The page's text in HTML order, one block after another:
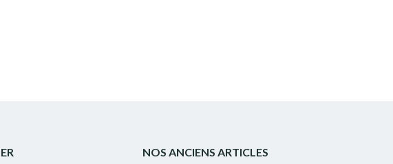
NOS ANCIENS ARTICLES